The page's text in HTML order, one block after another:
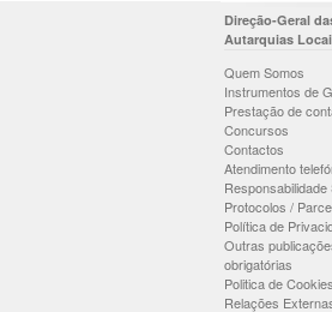
Direção-Geral
Autarquias
Quem Somos
Instrumentos de
Prestação de
Concursos
Contactos
Atendimento
Responsabilidade
Protocolos /
Política de
Outras
obrigatórias
Politica de Cookies
Relações